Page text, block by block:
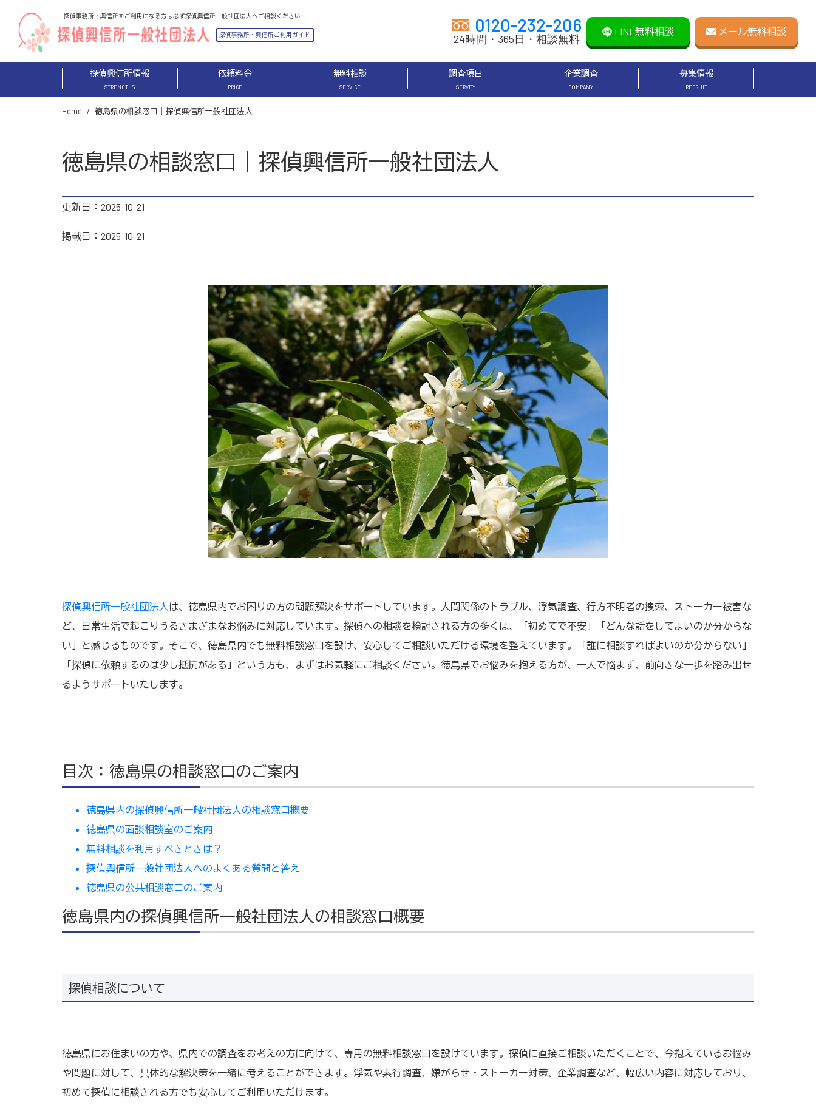
0120-232-206
24時間・365日・相談無料
LINE無料相談 メール無料相談
探偵興信所情報
STRENGTHS
依頼料金
PRICE
無料相談
SERVICE
調査項目
SERVEY
企業調査
COMPANY
募集情報
RECRUIT
Home 徳島県の相談窓口｜探偵興信所一般社団法人
徳島県の相談窓口｜探偵興信所一般社団法人
更新日：2025-10-21
掲載日：2025-10-21
探偵興信所一般社団法人は、徳島県内でお困りの方の問題解決をサポートしています。人間関係のトラブル、浮気調査、行方不明者の捜索、ストーカー被害な
ど、日常生活で起こりうるさまざまなお悩みに対応しています。探偵への相談を検討される方の多くは、「初めてで不安」「どんな話をしてよいのか分からな
い」と感じるものです。そこで、徳島県内でも無料相談窓口を設け、安心してご相談いただける環境を整えています。「誰に相談すればよいのか分からない」
「探偵に依頼するのは少し抵抗がある」という方も、まずはお気軽にご相談ください。徳島県でお悩みを抱える方が、一人で悩まず、前向きな一歩を踏み出せ
るようサポートいたします。
目次：徳島県の相談窓口のご案内
徳島県内の探偵興信所一般社団法人の相談窓口概要
徳島県の面談相談室のご案内
無料相談を利用すべきときは？
探偵興信所一般社団法人へのよくある質問と答え
徳島県の公共相談窓口のご案内
徳島県内の探偵興信所一般社団法人の相談窓口概要
探偵相談について
徳島県にお住まいの方や、県内での調査をお考えの方に向けて、専用の無料相談窓口を設けています。探偵に直接ご相談いただくことで、今抱えているお悩み
や問題に対して、具体的な解決策を一緒に考えることができます。浮気や素行調査、嫌がらせ・ストーカー対策、企業調査など、幅広い内容に対応しており、
初めて探偵に相談される方でも安心してご利用いただけます。